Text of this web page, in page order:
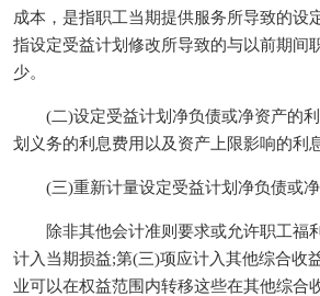
成本，是指职工当期提供服务所导致的设
指设定受益计划修改所导致的与以前期间
少。
(二)设定受益计划净负债或净资产的利
划义务的利息费用以及资产上限影响的利息
(三)重新计量设定受益计划净负债或净
除非其他会计准则要求或允许职工福
计入当期损益;第(三)项应计入其他综合收
业可以在权益范围内转移这些在其他综合